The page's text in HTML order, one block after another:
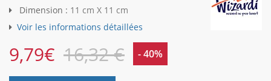
Dimension : 11 cm X 11 cm
Voir les informations détaillées
9,79€ 16,32 € - 40%